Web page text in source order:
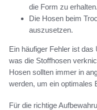
die Form zu erhalten.
Die Hosen beim
auszusetzen.
Ein häufiger Fehler ist
was die Stoffhosen
Hosen sollten immer in
werden, um ein optimales
Für die richtige